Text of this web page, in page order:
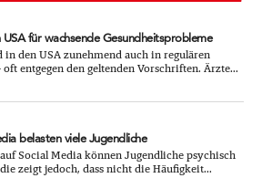
für wachsende Gesundheitsprobleme
in den USA zunehmend auch in regulären
entgegen den geltenden Vorschriften. Ärzte...
belasten viele Jugendliche
Social Media können Jugendliche psychisch
zeigt jedoch, dass nicht die Häufigkeit...